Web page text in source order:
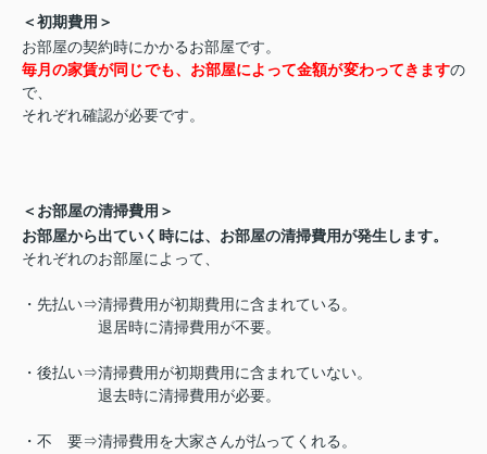
＜初期費用＞
お部屋の契約時にかかるお部屋です。
毎月の家賃が同じでも、お部屋によって金額が変わってきますの
で、
それぞれ確認が必要です。
＜お部屋の清掃費用＞
お部屋から出ていく時には、お部屋の清掃費用が発生します。
それぞれのお部屋によって、
・先払い⇒清掃費用が初期費用に含まれている。
退居時に清掃費用が不要。
・後払い⇒清掃費用が初期費用に含まれていない。
退去時に清掃費用が必要。
・不 要⇒清掃費用を大家さんが払ってくれる。